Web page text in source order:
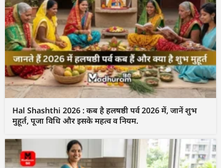
Hal Shashthi 2026 : कब है हलषष्ठी पर्व 2026 में, जानें शुभ
मुहूर्त, पूजा विधि और इसके महत्व व नियम.